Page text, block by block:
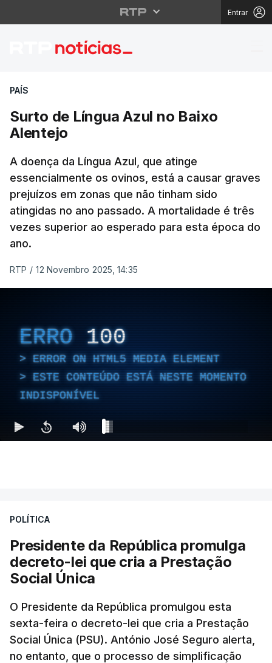
Entrar
Surto de Língua Azul
PAÍS
Surto de Língua Azul no Baixo
Alentejo
A doença da Língua Azul, que atinge
essencialmente os ovinos, está a causar graves
prejuízos em zonas que não tinham sido
atingidas no ano passado. A mortalidade é três
vezes superior ao esperado para esta época do
ano.
RTP / 12 Novembro 2025, 14:35
ERRO 100
ERROR ON HTML5 MEDIA ELEMENT
ESTE CONTEÚDO ESTÁ NESTE MOMENTO
INDISPONÍVEL
POLÍTICA
Presidente da República promulga
decreto-lei que cria a Prestação
Social Única
O Presidente da República promulgou esta
sexta-feira o decreto-lei que cria a Prestação
Social Única (PSU). António José Seguro alerta,
no entanto, que o processo de simplificação